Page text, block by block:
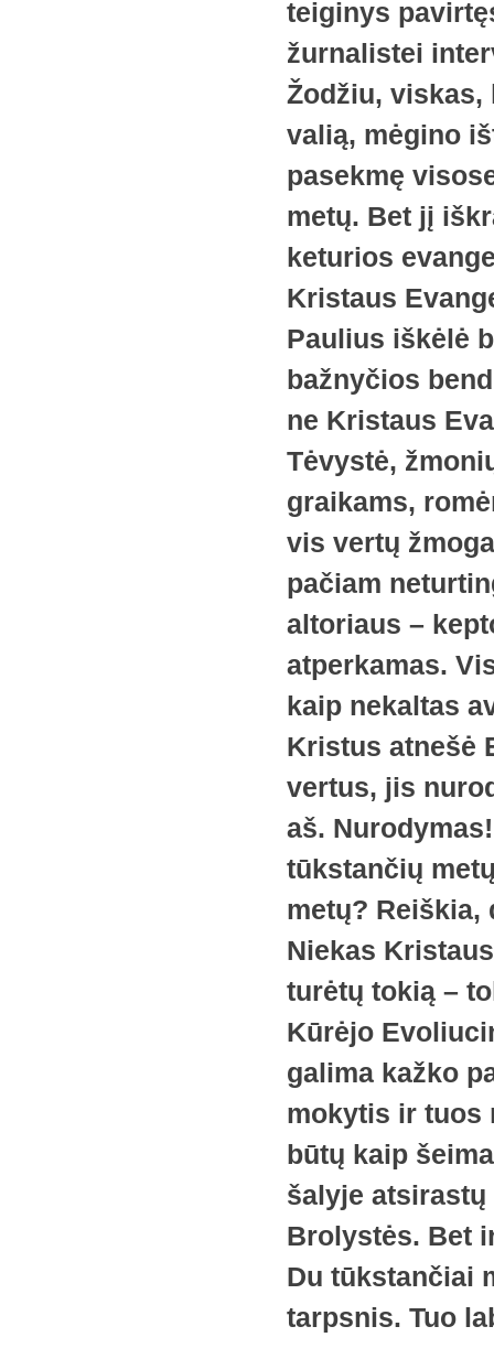
teiginys
žurnalistei
Žodžiu, viskas,
valią, mėgino
pasekmę
metų. Bet jį
keturios
Kristaus
Paulius iškėlė
bažnyčios
ne Kristaus
Tėvystė,
graikams,
vis vertų
pačiam
altoriaus –
atperkamas.
kaip nekaltas
Kristus atnešė
vertus, jis
aš.
tūkstančių
metų?
Niekas
turėtų tokią –
Kūrėjo
galima kažko
mokytis ir tuos
būtų kaip
šalyje
Brolystės. Bet
Du tūkstančiai
tarpsnis. Tuo